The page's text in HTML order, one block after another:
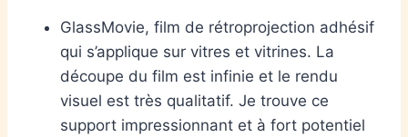
GlassMovie, film de rétroprojection adhésif
qui s’applique sur vitres et vitrines. La
découpe du film est infinie et le rendu
visuel est très qualitatif. Je trouve ce
support impressionnant et à fort potentiel